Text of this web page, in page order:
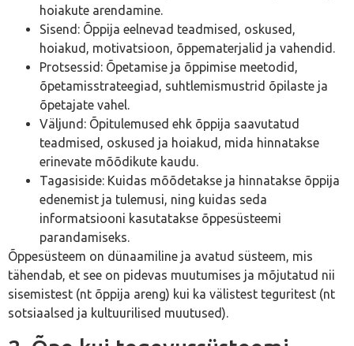
hoiakute arendamine.
Sisend: Õppija eelnevad teadmised, oskused,
hoiakud, motivatsioon, õppematerjalid ja vahendid.
Protsessid: Õpetamise ja õppimise meetodid,
õpetamisstrateegiad, suhtlemismustrid õpilaste ja
õpetajate vahel.
Väljund: Õpitulemused ehk õppija saavutatud
teadmised, oskused ja hoiakud, mida hinnatakse
erinevate mõõdikute kaudu.
Tagasiside: Kuidas mõõdetakse ja hinnatakse õppija
edenemist ja tulemusi, ning kuidas seda
informatsiooni kasutatakse õppesüsteemi
parandamiseks.
Õppesüsteem on dünaamiline ja avatud süsteem, mis
tähendab, et see on pidevas muutumises ja mõjutatud nii
sisemistest (nt õppija areng) kui ka välistest teguritest (nt
sotsiaalsed ja kultuurilised muutused).